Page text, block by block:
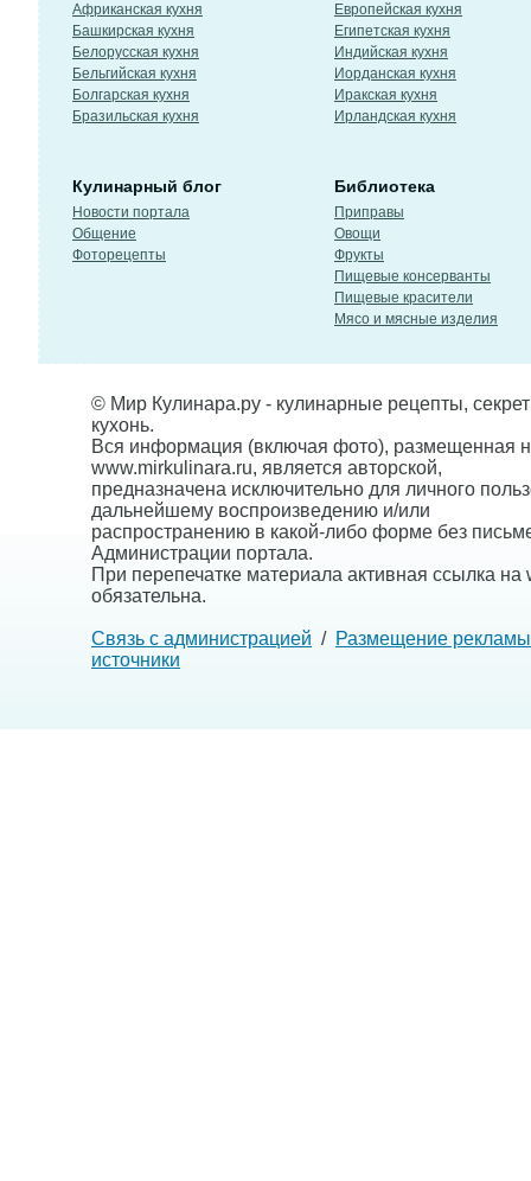
Африканская кухня
Башкирская кухня
Белорусская кухня
Бельгийская кухня
Болгарская кухня
Бразильская кухня
Европейская кухня
Египетская кухня
Индийская кухня
Иорданская кухня
Иракская кухня
Ирландская кухня
Кулинарный блог
Новости портала
Общение
Фоторецепты
Библиотека
Приправы
Овощи
Фрукты
Пищевые консерванты
Пищевые красители
Мясо и мясные изделия
© Мир Кулинара.ру - кулинарные рецепты,
кухонь.
Вся информация (включая фото), размещенная
www.mirkulinara.ru, является авторской,
предназначена исключительно для личного
дальнейшему воспроизведению и/или
распространению в какой-либо форме без
Администрации портала.
При перепечатке материала активная ссылка на
обязательна.
Связь с администрацией / Размещение рекламы
источники